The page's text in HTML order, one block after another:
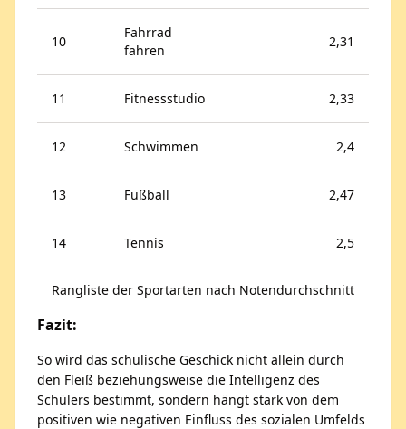
Rangliste der Sportarten nach Notendurchschnitt
10
Fahrrad
fahren
2,31
11 Fitnessstudio 2,33
12 Schwimmen 2,4
13 Fußball 2,47
14 Tennis 2,5
Fazit:
So wird das schulische Geschick nicht allein durch
den Fleiß beziehungsweise die Intelligenz des
Schülers bestimmt, sondern hängt stark von dem
positiven wie negativen Einfluss des sozialen Umfelds